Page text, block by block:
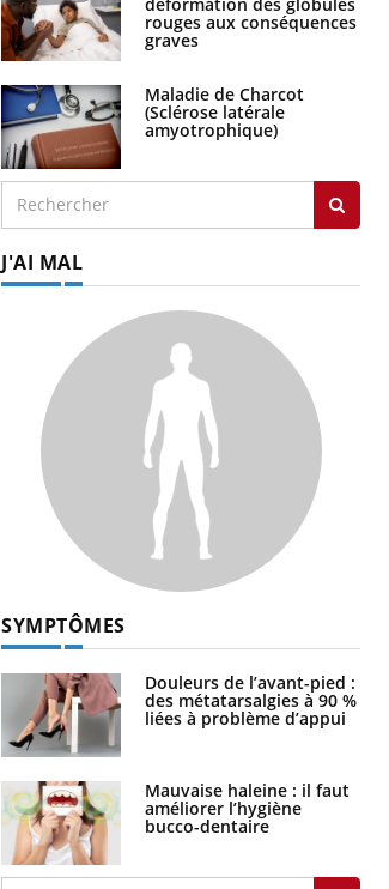
Comment oublier les écrans en
vacances ?
rouges aux conséquences
graves
Maladie de Charcot
(Sclérose latérale
amyotrophique)
J'AI MAL
SYMPTÔMES
Douleurs de l’avant-pied :
des métatarsalgies à 90 %
liées à problème d’appui
Mauvaise haleine : il faut
améliorer l’hygiène
bucco-dentaire